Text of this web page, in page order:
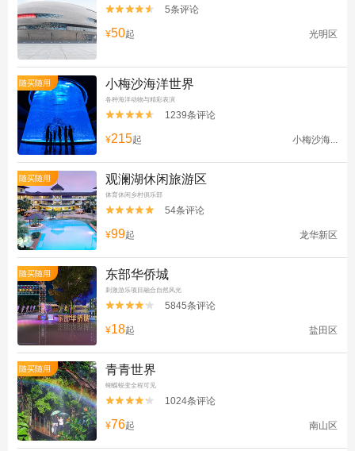

 5条评论
¥50起 光明区
随买随用 小梅沙海洋世界
各种海洋动物与精彩表演

 1239条评论
¥215起 小梅沙海...
随买随用 观澜湖休闲旅游区
体育休闲乡村俱乐部

 54条评论
¥99起 龙华新区
随买随用 东部华侨城
刺激游乐项目融合自然风光

 5845条评论
¥18起 盐田区
随买随用 青青世界
蝴蝶蜕变全程可见

 1024条评论
¥76起 南山区